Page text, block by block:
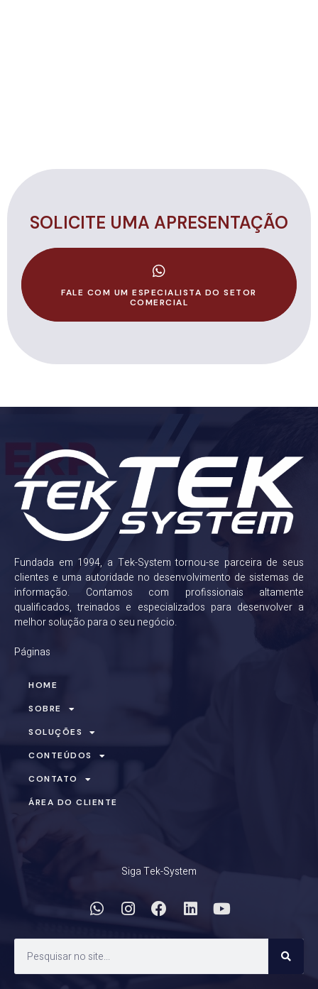
SOLICITE UMA APRESENTAÇÃO
FALE COM UM ESPECIALISTA DO SETOR
COMERCIAL
Fundada em 1994, a Tek-System tornou-se parceira de seus
clientes e uma autoridade no desenvolvimento de sistemas de
informação. Contamos com profissionais altamente
qualificados, treinados e especializados para desenvolver a
melhor solução para o seu negócio.
Páginas
HOME
SOBRE
SOLUÇÕES
CONTEÚDOS
CONTATO
ÁREA DO CLIENTE
Siga Tek-System